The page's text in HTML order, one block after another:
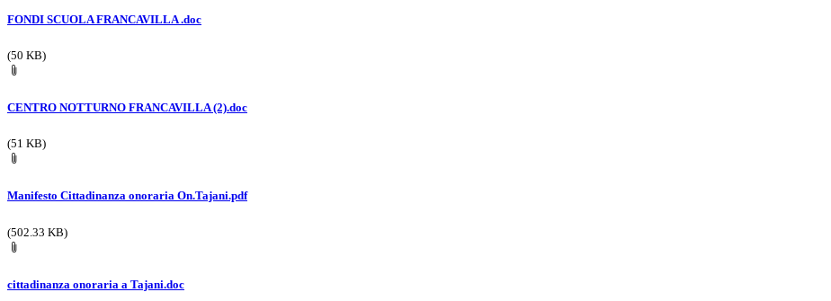
FONDI SCUOLA FRANCAVILLA .doc
(50 KB)
CENTRO NOTTURNO FRANCAVILLA (2).doc
(51 KB)
Manifesto Cittadinanza onoraria On.Tajani.pdf
(502.33 KB)
cittadinanza onoraria a Tajani.doc